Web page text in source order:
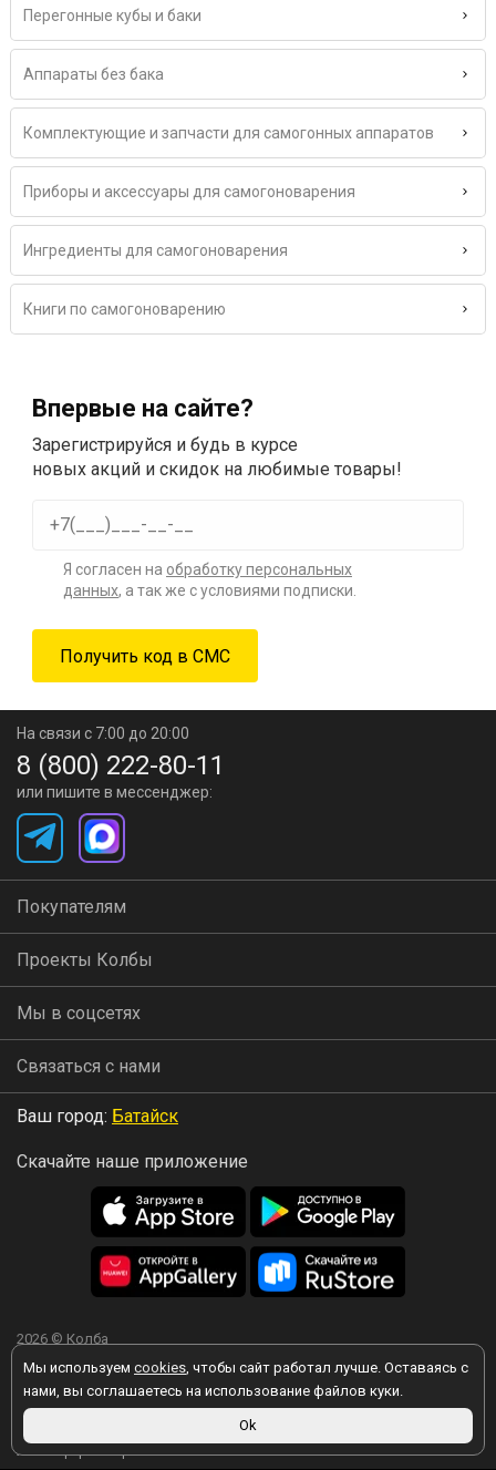
Перегонные кубы и баки
Аппараты без бака
Комплектующие и запчасти для самогонных аппаратов
Приборы и аксессуары для самогоноварения
Ингредиенты для самогоноварения
Книги по самогоноварению
Впервые на сайте?
Зарегистрируйся и будь в курсе
новых акций и скидок на любимые товары!
Я согласен на обработку персональных
данных, а так же с условиями подписки.
Мы используем cookies, чтобы сайт работал лучше. Оставаясь с
нами, вы соглашаетесь на использование файлов куки.
Ok
На связи с 7:00 до 20:00
8 (800) 222-80-11
или пишите в мессенджер:
Покупателям
Проекты Колбы
Мы в соцсетях
Связаться с нами
Ваш город: Батайск
Скачайте наше приложение
2026 © Колба
Вы принимаете условия политики в отношении обработки
персональных данных
любой форме обратной связи на сайте kolba.ru.